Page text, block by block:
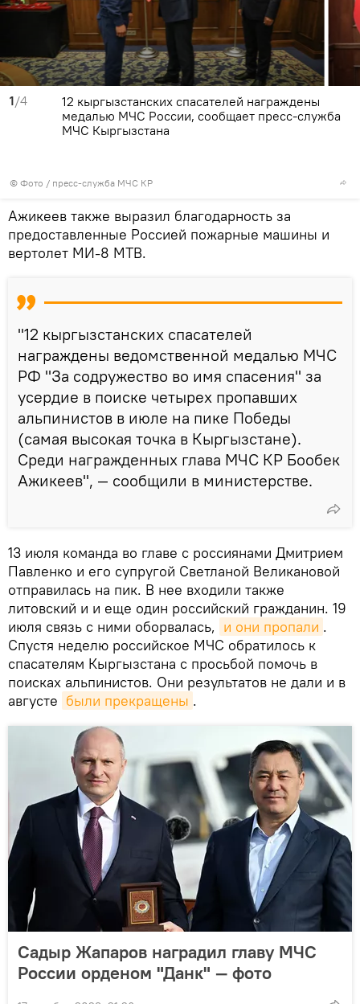
1/4
© Фото / пресс-служба МЧС КР
12 кыргызстанских спасателей награждены
медалью МЧС России, сообщает пресс-служба
МЧС Кыргызстана
Ажикеев также выразил благодарность за
предоставленные Россией пожарные машины и
вертолет МИ-8 МТВ.
"12 кыргызстанских спасателей
награждены ведомственной медалью МЧС
РФ "За содружество во имя спасения" за
усердие в поиске четырех пропавших
альпинистов в июле на пике Победы
(самая высокая точка в Кыргызстане).
Среди награжденных глава МЧС КР Бообек
Ажикеев", — сообщили в министерстве.
13 июля команда во главе с россиянами Дмитрием
Павленко и его супругой Светланой Великановой
отправилась на пик. В нее входили также
литовский и и еще один российский гражданин. 19
июля связь с ними оборвалась, и они пропали .
Спустя неделю российское МЧС обратилось к
спасателям Кыргызстана с просьбой помочь в
поисках альпинистов. Они результатов не дали и в
августе были прекращены .
Садыр Жапаров наградил главу МЧС
России орденом "Данк" — фото